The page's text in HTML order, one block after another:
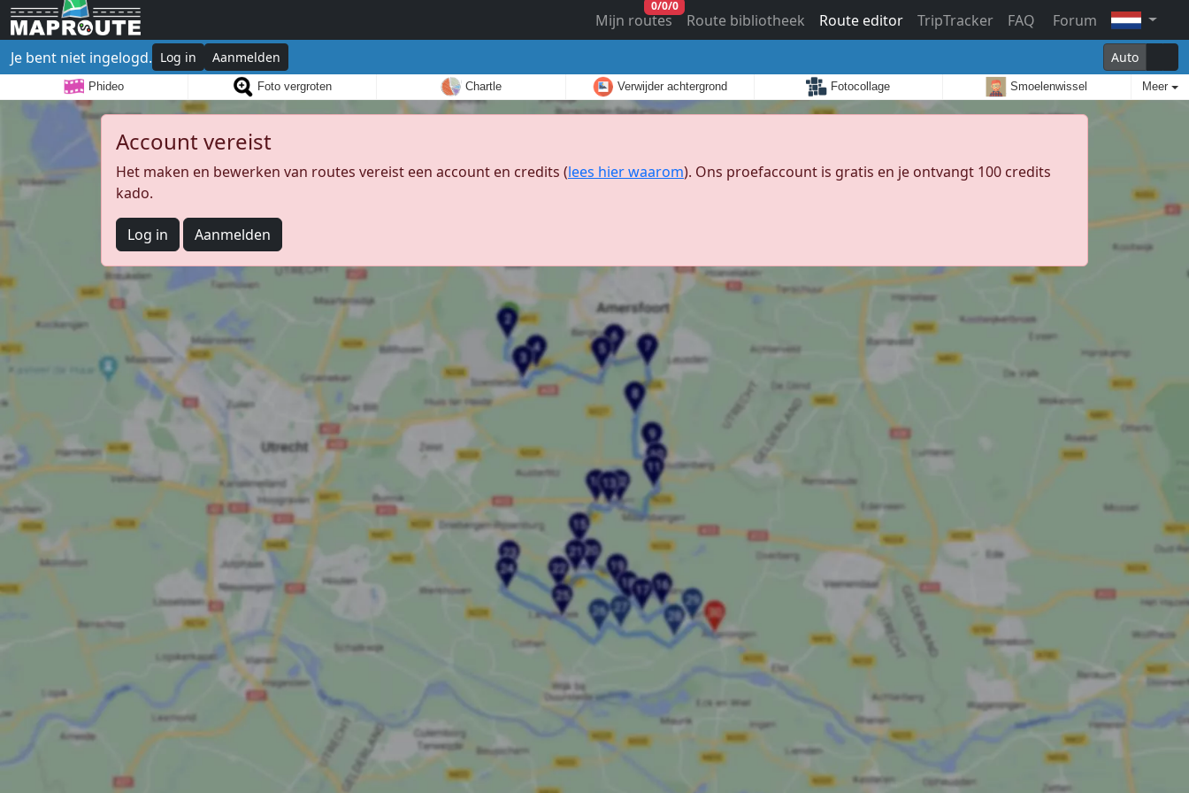
Mijn routes
0/0/0
Route bibliotheek Route editor TripTracker FAQ
Forum
Je bent niet ingelogd. Log in Aanmelden Auto
Phideo Foto vergroten Chartle Verwijder achtergrond Fotocollage Smoelenwissel Meer
Account vereist
Het maken en bewerken van routes vereist een account en credits (lees hier waarom). Ons proefaccount is gratis en je ontvangt 100 credits
kado.
Log in Aanmelden